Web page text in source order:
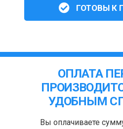
ГОТОВЫ К
ОПЛАТА
УДОБНЫМ
Вы оплачиваете